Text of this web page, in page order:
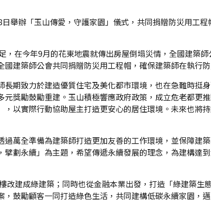
舉辦「玉山傳愛，守護家園」儀式，共同捐贈防災用工
在今年9月的花東地震就傳出房屋倒塌災情，全國建築
建築師公會共同捐贈防災用工程帽，確保建築師在執行
期致力於建造優質住宅及美化都市環境，也在急難時挺
獎勵鼓勵重建。玉山積極響應政府政策，成立危老都更
以實際行動協助屋主打造更安心的居住環境。未來也將
萬全準備為建築師打造更加友善的工作環境，並保障建
劃永續」為主題，希望傳遞永續發展的理念，為建構達
建成綠建築；同時也從金融本業出發，打造「綠建築生
鼓勵顧客一同打造綠色生活，共同建構低碳永續家園，